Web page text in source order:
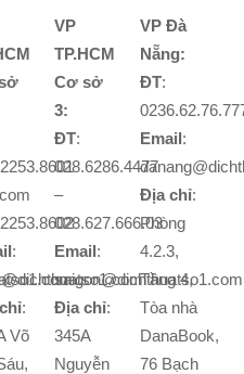
:
:
Võ
VP
TP.HCM
Cơ sở
3:
ĐT:
028.6286.4477
–
028.627.666.03
Email:
saigon@dichthuatso1.com
Địa chỉ:
345A
Nguyễn
VP Đà
Nẵng:
ĐT:
Email:
Địa chỉ:
Phòng
4.2.3,
Tầng 4,
Tòa nhà
DanaBook,
76 Bạch